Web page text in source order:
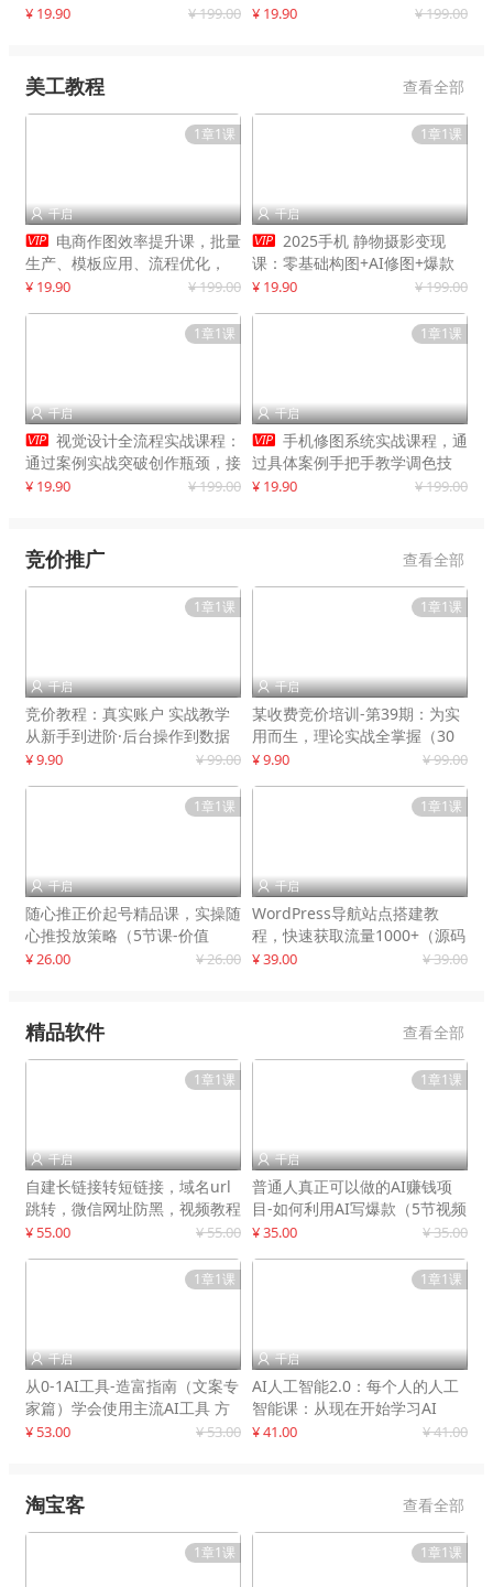
略模型
¥ 19.90 ¥ 199.00 城市生存陷阱》
¥ 19.90 ¥ 199.00
美工教程 查看全部
1章1课
 千启
 电商作图效率提升课，批量
生产、模板应用、流程优化，
20+细分品类实操案例，月赚3
¥ 19.90 ¥ 199.00
1章1课
 千启
 2025手机 静物摄影变现
课：零基础构图+AI修图+爆款
创作
¥ 19.90 ¥ 199.00
1章1课
 千启
 视觉设计全流程实战课程：
通过案例实战突破创作瓶颈，接
单月入20000+
¥ 19.90 ¥ 199.00
1章1课
 千启
 手机修图系统实战课程，通
过具体案例手把手教学调色技
巧，实现副业变现
¥ 19.90 ¥ 199.00
竞价推广 查看全部
1章1课
 千启
竞价教程：真实账户 实战教学
从新手到进阶·后台操作到数据
优化
¥ 9.90 ¥ 99.00
1章1课
 千启
某收费竞价培训-第39期：为实
用而生，理论实战全掌握（30
节课）
¥ 9.90 ¥ 99.00
1章1课
 千启
随心推正价起号精品课，实操随
心推投放策略（5节课-价值
298）
¥ 26.00 ¥ 26.00
1章1课
 千启
WordPress导航站点搭建教
程，快速获取流量1000+（源码
+教程）
¥ 39.00 ¥ 39.00
精品软件 查看全部
1章1课
 千启
自建长链接转短链接，域名url
跳转，微信网址防黑，视频教程
手把手教你
¥ 55.00 ¥ 55.00
1章1课
 千启
普通人真正可以做的AI赚钱项
目-如何利用AI写爆款（5节视频
课）
¥ 35.00 ¥ 35.00
1章1课
 千启
从0-1AI工具-造富指南（文案专
家篇）学会使用主流AI工具 方
法和心法的融合
¥ 53.00 ¥ 53.00
1章1课
 千启
AI人工智能2.0：每个人的人工
智能课：从现在开始学习AI
¥ 41.00 ¥ 41.00
淘宝客 查看全部
1章1课 1章1课